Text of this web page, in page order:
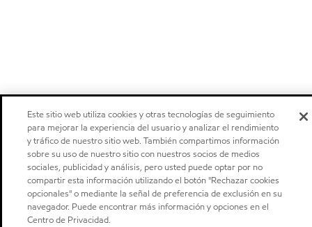
Este sitio web utiliza cookies y otras tecnologías de seguimiento
para mejorar la experiencia del usuario y analizar el rendimiento
y tráfico de nuestro sitio web. También compartimos información
sobre su uso de nuestro sitio con nuestros socios de medios
sociales, publicidad y análisis, pero usted puede optar por no
compartir esta información utilizando el botón "Rechazar cookies
opcionales" o mediante la señal de preferencia de exclusión en su
navegador. Puede encontrar más información y opciones en el
Centro de Privacidad.